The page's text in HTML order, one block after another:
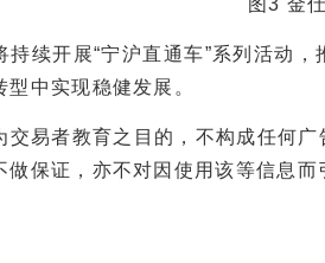
开展“宁沪直通车”系列活动，
中实现稳健发展。
交易者教育之目的，不构成任何
保证，亦不对因使用该等信息